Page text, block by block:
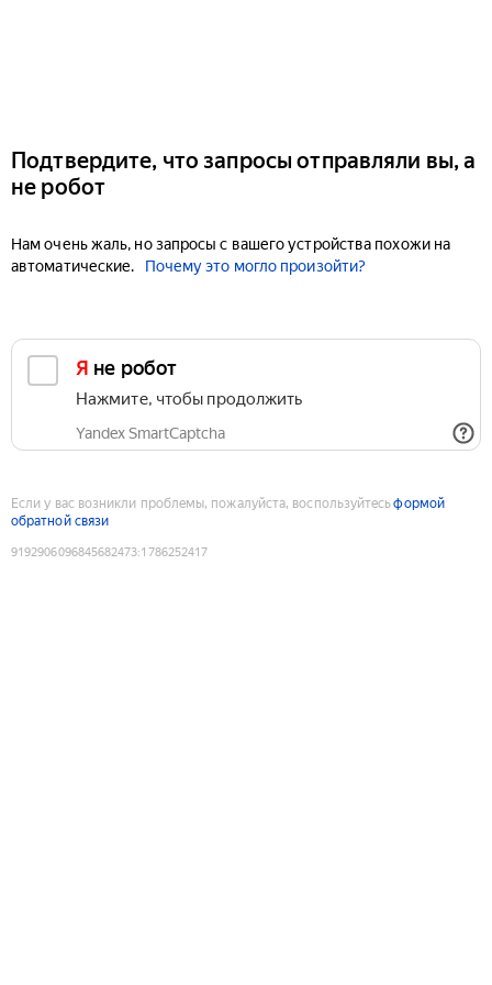
Подтвердите, что запросы отправляли вы, а
не робот
Нам очень жаль, но запросы с вашего устройства похожи на
автоматические.
Почему это могло произойти?
Я не робот
Нажмите, чтобы продолжить
Yandex SmartCaptcha
Если у вас возникли проблемы, пожалуйста, воспользуйтесьформой
обратной связи
9192906096845682473:1786252417